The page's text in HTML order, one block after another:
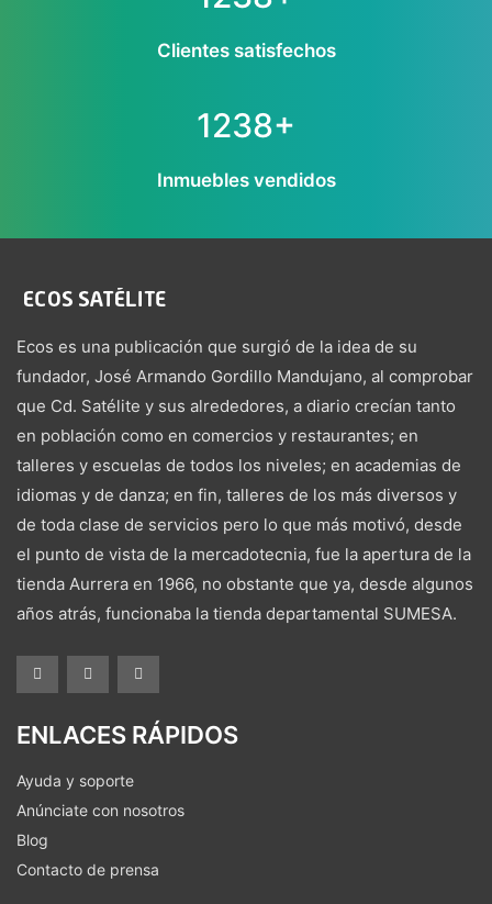
Clientes satisfechos
1238+
Inmuebles vendidos
Ecos es una publicación que surgió de la idea de su
fundador, José Armando Gordillo Mandujano, al comprobar
que Cd. Satélite y sus alrededores, a diario crecían tanto
en población como en comercios y restaurantes; en
talleres y escuelas de todos los niveles; en academias de
idiomas y de danza; en fin, talleres de los más diversos y
de toda clase de servicios pero lo que más motivó, desde
el punto de vista de la mercadotecnia, fue la apertura de la
tienda Aurrera en 1966, no obstante que ya, desde algunos
años atrás, funcionaba la tienda departamental SUMESA.
ENLACES RÁPIDOS
Ayuda y soporte
Anúnciate con nosotros
Blog
Contacto de prensa